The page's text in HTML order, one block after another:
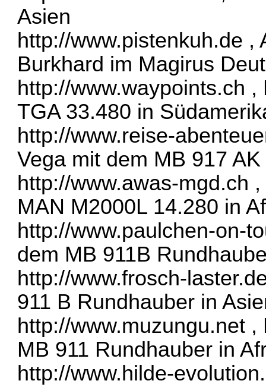
Asien
http://www.pistenkuh.de ,
Burkhard im Magirus
http://www.waypoints.ch ,
TGA 33.480 in
http://www.reise-
Vega mit dem MB 917
http://www.awas-mgd.ch
MAN M2000L 14.280 in
http://www.paulchen-on-
dem MB 911B
http://www.frosch-
911 B Rundhauber in
http://www.muzungu.net ,
MB 911 Rundhauber in
http://www.hilde-